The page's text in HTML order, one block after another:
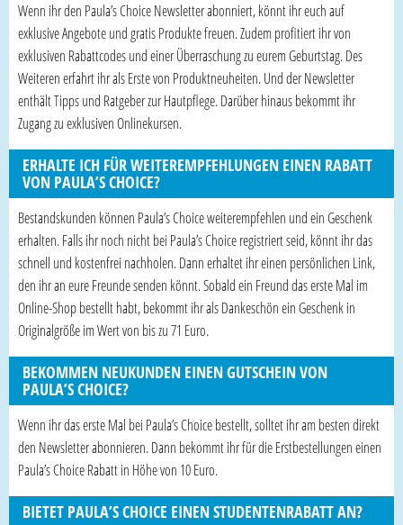
Wenn ihr den Paula’s Choice Newsletter abonniert, könnt ihr euch auf
exklusive Angebote und gratis Produkte freuen. Zudem profitiert ihr von
exklusiven Rabattcodes und einer Überraschung zu eurem Geburtstag. Des
Weiteren erfahrt ihr als Erste von Produktneuheiten. Und der Newsletter
enthält Tipps und Ratgeber zur Hautpflege. Darüber hinaus bekommt ihr
Zugang zu exklusiven Onlinekursen.
ERHALTE ICH FÜR WEITEREMPFEHLUNGEN EINEN RABATT
VON PAULA’S CHOICE?
Bestandskunden können Paula’s Choice weiterempfehlen und ein Geschenk
erhalten. Falls ihr noch nicht bei Paula’s Choice registriert seid, könnt ihr das
schnell und kostenfrei nachholen. Dann erhaltet ihr einen persönlichen Link,
den ihr an eure Freunde senden könnt. Sobald ein Freund das erste Mal im
Online-Shop bestellt habt, bekommt ihr als Dankeschön ein Geschenk in
Originalgröße im Wert von bis zu 71 Euro.
BEKOMMEN NEUKUNDEN EINEN GUTSCHEIN VON
PAULA’S CHOICE?
Wenn ihr das erste Mal bei Paula’s Choice bestellt, solltet ihr am besten direkt
den Newsletter abonnieren. Dann bekommt ihr für die Erstbestellungen einen
Paula’s Choice Rabatt in Höhe von 10 Euro.
BIETET PAULA’S CHOICE EINEN STUDENTENRABATT AN?